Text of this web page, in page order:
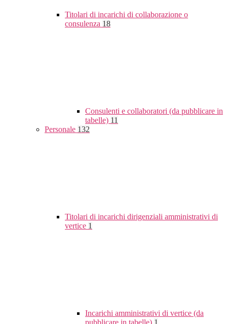
Titolari di incarichi di collaborazione o
consulenza 18
Consulenti e collaboratori (da pubblicare in
tabelle) 11
Personale 132
Titolari di incarichi dirigenziali amministrativi di
vertice 1
Incarichi amministrativi di vertice (da